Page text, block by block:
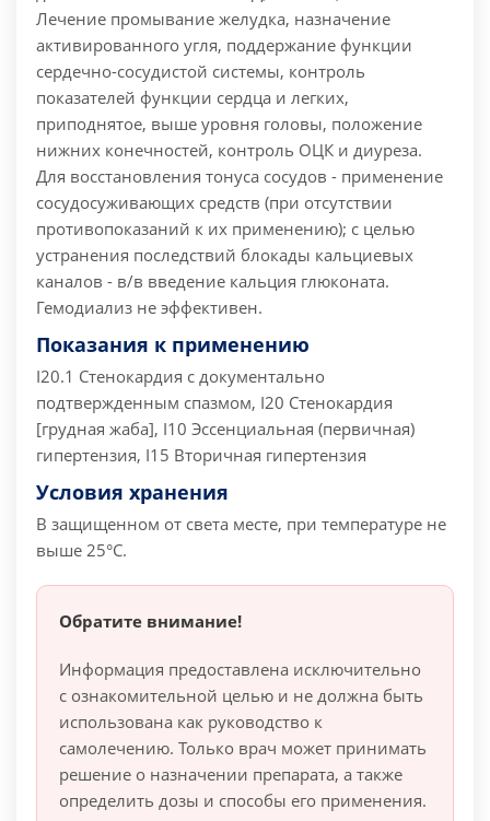
Лечение промывание желудка, назначение
активированного угля, поддержание функции
сердечно-сосудистой системы, контроль
показателей функции сердца и легких,
приподнятое, выше уровня головы, положение
нижних конечностей, контроль ОЦК и диуреза.
Для восстановления тонуса сосудов - применение
сосудосуживающих средств (при отсутствии
противопоказаний к их применению); с целью
устранения последствий блокады кальциевых
каналов - в/в введение кальция глюконата.
Гемодиализ не эффективен.
Показания к применению
I20.1 Стенокардия с документально
подтвержденным спазмом, I20 Стенокардия
[грудная жаба], I10 Эссенциальная (первичная)
гипертензия, I15 Вторичная гипертензия
Условия хранения
В защищенном от света месте, при температуре не
выше 25°C.
Обратите внимание!
Информация предоставлена исключительно
с ознакомительной целью и не должна быть
использована как руководство к
самолечению. Только врач может принимать
решение о назначении препарата, а также
определить дозы и способы его применения.